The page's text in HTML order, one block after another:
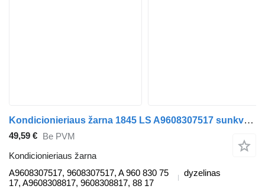
Kondicionieriaus žarna 1845 LS A9608307517 sunkvežimio Mercedes-Benz ACTROS MP4
49,59 € Be PVM
Kondicionieriaus žarna
A9608307517, 9608307517, A 960 830 75
17, A9608308817, 9608308817, 88 17
dyzelinas